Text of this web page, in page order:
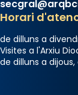
Horari
de dilluns a
Visites a l'Arxiu
de dilluns a dijous,